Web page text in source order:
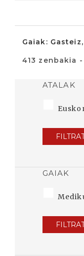
Gaiak:
413 zenbakia
ATALAK
GAIAK